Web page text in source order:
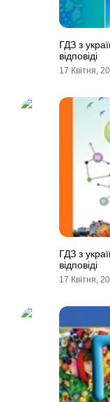
ГДЗ з
відповіді
17 Квітня,
ГДЗ з
відповіді
17 Квітня,